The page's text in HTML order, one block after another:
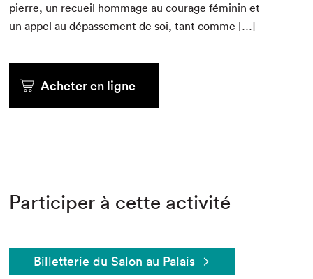
pierre, un recueil hom­mage au courage féminin et
un appel au dépasse­ment de soi, tant comme […]
Acheter en ligne
Participer à cette activité
Billetterie du Salon au Palais